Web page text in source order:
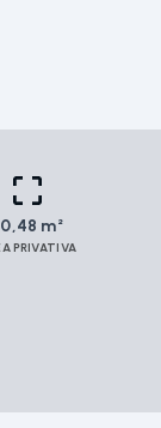
m²
PRIVATIVA